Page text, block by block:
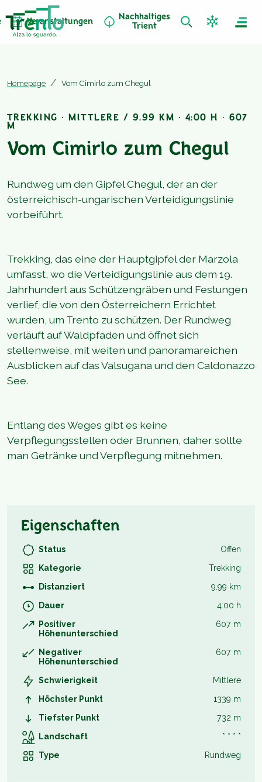
Veranstaltungen
Nachhaltiges
Trient
Homepage Vom Cimirlo zum Chegul
Vom Cimirlo zum Chegul
TREKKING · MITTLERE / 9.99 KM · 4:00 H · 607
M
Rundweg um den Gipfel Chegul, der an der
österreichisch-ungarischen Verteidigungslinie
vorbeiführt.
Trekking, das eine der Hauptgipfel der Marzola
umfasst, wo die Verteidigungslinie aus dem 19.
Jahrhundert aus Schützengräben und Festungen
verlief, die von den Österreichern Errichtet
wurden, um Trento zu schützen. Der Rundweg
verläuft auf Waldpfaden und öffnet sich
stellenweise, mit weiten und panoramareichen
Ausblicken auf das Valsugana und den Caldonazzo
See.
Entlang des Weges gibt es keine
Verpflegungsstellen oder Brunnen, daher sollte
man Getränke und Verpflegung mitnehmen.
Eigenschaften
Status
Offen
Kategorie
Trekking
Distanziert
9.99 km
Dauer
4:00 h
Positiver
Höhenunterschied
607 m
Negativer
Höhenunterschied
607 m
Schwierigkeit
Mittlere
Höchster Punkt
1339 m
Tiefster Punkt
732 m
Landschaft
* * * *
Type
Rundweg